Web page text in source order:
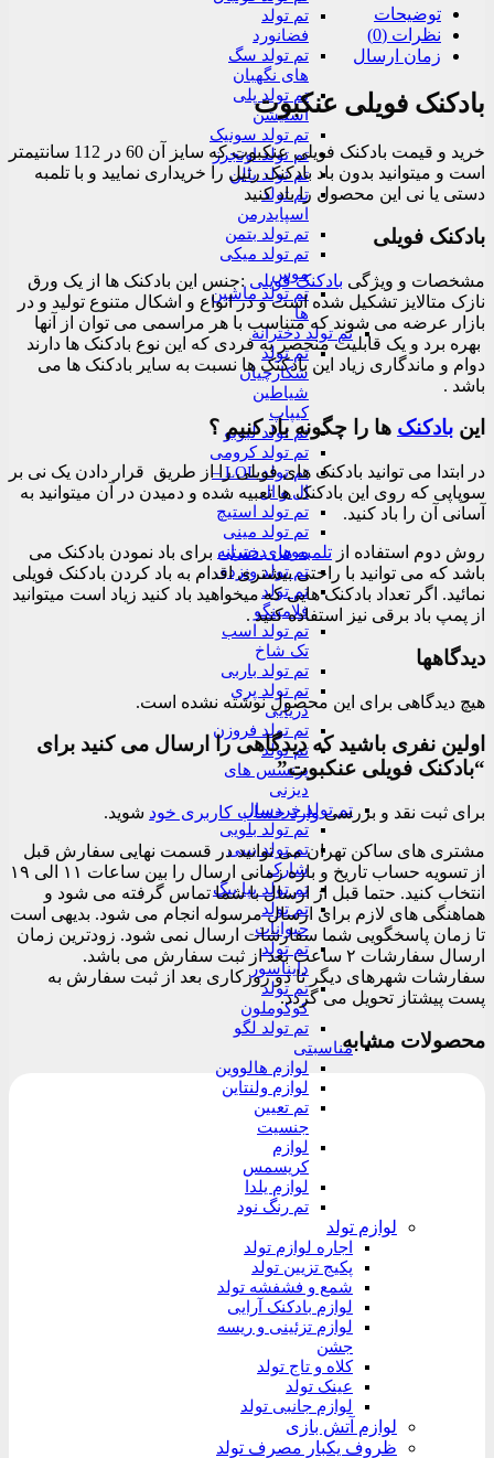
تم تولد
فضانورد
تم تولد سگ
های نگهبان
تم تولد پلی
استیشن
تم تولد سونیک
تم تولد اونجرز
تم تولد بالن
تم تولد
اسپایدرمن
تم تولد بتمن
تم تولد میکی
موس
تم تولد ماشین
ها
تم تولد دخترانه
تم تولد
شکارچیان
شیاطین
کیپاپ
تم تولد لبوبو
تم تولد کرومی
تم تولد LOL –
ال و ال
تم تولد استیچ
تم تولد مینی
موس دخترانه
تم تولد ونزدی
تم تولد
فلامینگو
تم تولد اسب
تک شاخ
تم تولد باربی
تم تولد پری
دریایی
تم تولد فروزن
تم تولد
پرنسس های
دیزنی
تم تولد خردسال
تم تولد بلویی
تم تولد بیبی
شارک
تم تولد پپا پیگ
تم تولد
حیوانات
تم تولد
دایناسور
تم تولد
کوکوملون
تم تولد لگو
مناسبتی
لوازم هالووین
لوازم ولنتاین
تم تعیین
جنسیت
لوازم
کریسمس
لوازم یلدا
تم رنگ نود
لوازم تولد
اجاره لوازم تولد
پکیج تزیین تولد
شمع و فشفشه تولد
لوازم بادکنک آرایی
لوازم تزئینی و ریسه
جشن
کلاه و تاج تولد
عینک تولد
لوازم جانبی تولد
لوازم آتش بازی
ظروف یکبار مصرف تولد
توضیحات
نظرات (0)
زمان ارسال
بادکنک فویلی عنکبوت
خرید و قیمت بادکنک فویلی عنکبوت که سایز آن 60 در 112 سانتیمتر
است و میتوانید بدون باد بادکنک رتیل را خریداری نمایید و با تلمبه
دستی یا نی این محصول را باد کنید
بادکنک فویلی
مشخصات و ویژگی بادکنک فویلی :جنس این بادکنک ها از یک ورق
نازک متالایز تشکیل شده است و در انواع و اشکال متنوع تولید و در
بازار عرضه می شوند که متناسب با هر مراسمی می توان از آنها
بهره برد و یک قابلیت منحصر به فردی که این نوع بادکنک ها دارند
دوام و ماندگاری زیاد این بادکنک ها نسبت به سایر بادکنک ها می
باشد .
این بادکنک ها را چگونه باد کنیم ؟
در ابتدا می توانید بادکنک های فویلی را از طریق قرار دادن یک نی بر
سوپاپی که روی این بادکنک ها تعبیه شده و دمیدن در آن میتوانید به
آسانی آن را باد کنید.
روش دوم استفاده از تلمبه های دستی برای باد نمودن بادکنک می
باشد که می توانید با راحتی بیشتری اقدام به باد کردن بادکنک فویلی
نمائید. اگر تعداد بادکنک هایی که میخواهید باد کنید زیاد است میتوانید
از پمپ باد برقی نیز استفاده کنید .
دیدگاهها
هیچ دیدگاهی برای این محصول نوشته نشده است.
اولین نفری باشید که دیدگاهی را ارسال می کنید برای
“بادکنک فویلی عنکبوت”
برای ثبت نقد و بررسیوارد حساب کاربری خود شوید.
مشتری های ساکن تهران می توانید در قسمت نهایی سفارش قبل
از تسویه حساب تاریخ و بازه زمانی ارسال را بین ساعات ۱۱ الی ۱۹
انتخاب کنید. حتما قبل از ارسال با شما تماس گرفته می شود و
هماهنگی های لازم برای ارسال مرسوله انجام می شود. بدیهی است
تا زمان پاسخگویی شما سفارشات ارسال نمی شود. زودترین زمان
ارسال سفارشات ۲ ساعت بعد از ثبت سفارش می باشد.
سفارشات شهرهای دیگر تا دو روزکاری بعد از ثبت سفارش به
پست پیشتاز تحویل می گردد.
محصولات مشابه